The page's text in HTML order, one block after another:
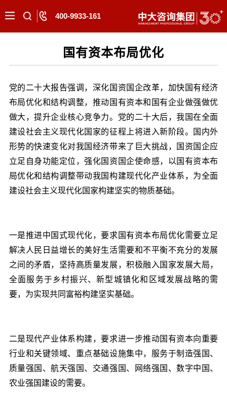
400-9933-161
国有资本布局优化
党的二十大报告强调，深化国资国企改革，加快国有经济
布局优化和结构调整，推动国有资本和国有企业做强做优
做大，提升企业核心竞争力。党的二十大后，我国在全面
建设社会主义现代化国家的征程上将进入新阶段。国内外
形势的快速变化对我国经济带来了巨大挑战，国资国企应
立足自身功能定位，强化国资国企使命感，以国有资本布
局优化和结构调整带动我国构建现代化产业体系，为全面
建设社会主义现代化国家构建坚实的物质基础。
一是推进中国式现代化，要求国有资本布局优化需要立足
解决人民日益增长的美好生活需要和不平衡不充分的发展
之间的矛盾，坚持高质量发展，积极融入国家发展大局，
全面服务于乡村振兴、新型城镇化和区域发展战略的需
要，为实现共同富裕构建坚实基础。
二是现代产业体系构建，要求进一步推动国有资本向重要
行业和关键领域、重点基础设施集中，服务于制造强国、
质量强国、航天强国、交通强国、网络强国、数字中国、
农业强国建设的需要。